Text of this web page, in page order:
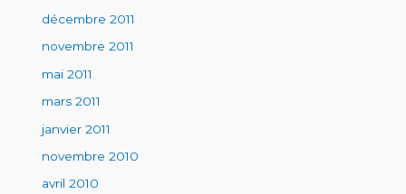
décembre 2011
novembre 2011
mai 2011
mars 2011
janvier 2011
novembre 2010
avril 2010